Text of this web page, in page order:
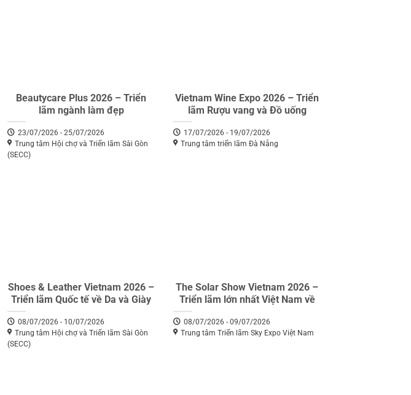
Beautycare Plus 2026 – Triển
lãm ngành làm đẹp
23/07/2026 - 25/07/2026
Trung tâm Hội chợ và Triển lãm Sài Gòn
(SECC)
Vietnam Wine Expo 2026 – Triển
lãm Rượu vang và Đồ uống
17/07/2026 - 19/07/2026
Trung tâm triển lãm Đà Nẵng
Shoes & Leather Vietnam 2026 –
Triển lãm Quốc tế về Da và Giày
08/07/2026 - 10/07/2026
Trung tâm Hội chợ và Triển lãm Sài Gòn
(SECC)
The Solar Show Vietnam 2026 –
Triển lãm lớn nhất Việt Nam về
08/07/2026 - 09/07/2026
Trung tâm Triển lãm Sky Expo Việt Nam